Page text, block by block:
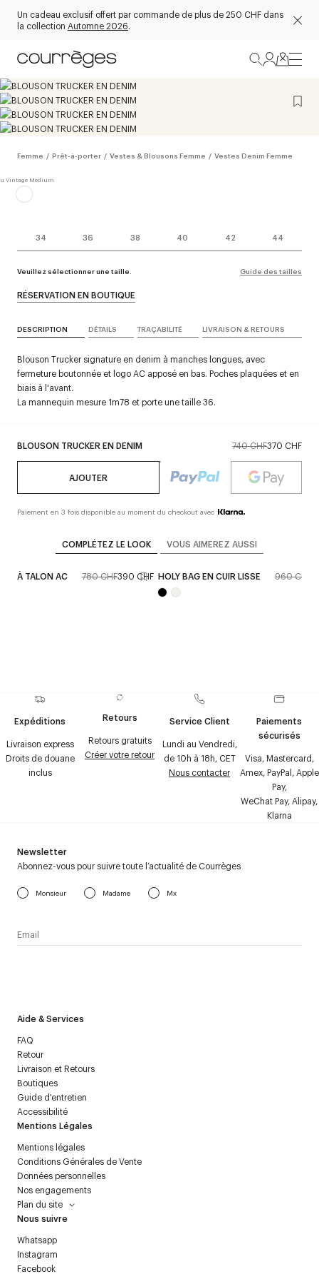
Un cadeau exclusif offert par commande de plus de 250 CHF dans
la collection Automne 2026.
Femme / Prêt-à-porter / Vestes & Blousons Femme / Vestes Denim Femme
34 36 38 40 42 44
Veuillez sélectionner une taille. Guide des tailles
BLOUSON TRUCKER EN DENIM 740 CHF370 CHF
AJOUTER
Paiement en 3 fois disponible au moment du checkout avec
RÉSERVATION EN BOUTIQUE
DESCRIPTION DÉTAILS TRAÇABILITÉ LIVRAISON & RETOURS
Blouson Trucker signature en denim à manches longues, avec
fermeture boutonnée et logo AC apposé en bas. Poches plaquées et en
biais à l'avant.
La mannequin mesure 1m78 et porte une taille 36.
COMPLÉTEZ LE LOOK VOUS AIMEREZ AUSSI
À TALON AC 780 CHF390 CHF HOLY BAG EN CUIR LISSE 960 CHF
Expéditions
Livraison express
Droits de douane
inclus
Retours
Retours gratuits
Créer votre retour
Service Client
Lundi au Vendredi,
de 10h à 18h, CET
Nous contacter
Paiements
sécurisés
Visa, Mastercard,
Amex, PayPal, Apple
Pay,
WeChat Pay, Alipay,
Klarna
Aide & Services
FAQ
Retour
Livraison et Retours
Boutiques
Guide d'entretien
Accessibilité
Mentions Légales
Mentions légales
Conditions Générales de Vente
Données personnelles
Nos engagements
Plan du site
Nous suivre
Whatsapp
Instagram
Facebook
Newsletter
Abonnez-vous pour suivre toute l’actualité de Courrèges
Monsieur Madame Mx